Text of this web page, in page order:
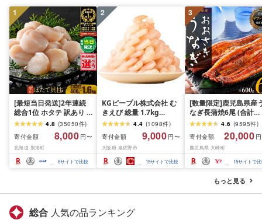
1
[最短当日発送]2年連続
総合1位 ホタテ 訳あり (
ふるさと納税 ほたて ふ
るさと納税 訳あり 帆立
ふるさと わけあり ホタ
テ貝柱 貝 人気 不揃い 刺
身 規格外 魚介 ランキン
グ 海鮮 冷凍 発送時期が
グ対象)
4.8 (35050件)
寄付金額
8,000 円〜
北海道 別海町
6サイトで比較
2
KGピープル株式会社 む
きえび 総量 1.7kg
(850g×2P) 特大 5Lサイ
ズ バナメイエビ バラ凍
結 下処理不要 サイズ不
揃い 訳あり
4.4 (1098件)
寄付金額
9,000 円〜
大阪府 泉佐野市
15サイトで比較
3
[数量限定]鹿児島県産
なぎ長蒲焼6尾 (合計
600g以上)4.6 (9595件)
寄付金額
20,000
鹿児島県 大崎町
15サイトで
もっと見る
総合 人気の品ランキング